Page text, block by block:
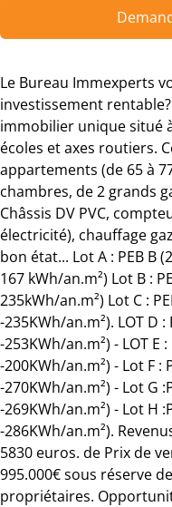
Le Bureau Immexperts
investissement
immobilier unique situé
écoles et axes routiers.
appartements (de 65 à
chambres, de 2 grands
Châssis DV PVC,
électricité), chauffage
bon état... Lot A : PEB B
167 kWh/an.m²) Lot B :
235kWh/an.m²) Lot C :
-235KWh/an.m²). LOT D
-253KWh/an.m²) - LOT E
-200KWh/an.m²) - Lot F :
-270KWh/an.m²) - Lot G
-269KWh/an.m²) - Lot H
-286KWh/an.m²).
5830 euros. de Prix de
995.000€ sous réserve
propriétaires.